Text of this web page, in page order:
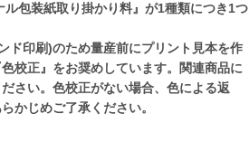
包装紙取り掛かり料』が1種類につき1つ
ド印刷)のため量産前にプリント見本を作
校正』をお奨めしています。関連商品に
さい。色校正がない場合、色による返
かじめご了承ください。